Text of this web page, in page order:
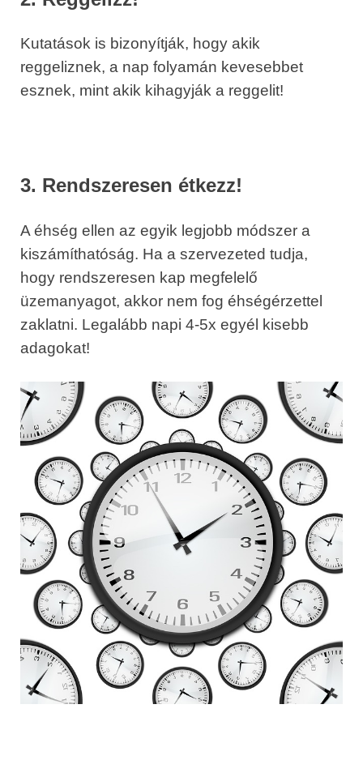
Kutatások is bizonyítják, hogy akik
reggeliznek, a nap folyamán kevesebbet
esznek, mint akik kihagyják a reggelit!
3. Rendszeresen étkezz!
A éhség ellen az egyik legjobb módszer a
kiszámíthatóság. Ha a szervezeted tudja,
hogy rendszeresen kap megfelelő
üzemanyagot, akkor nem fog éhségérzettel
zaklatni. Legalább napi 4-5x egyél kisebb
adagokat!